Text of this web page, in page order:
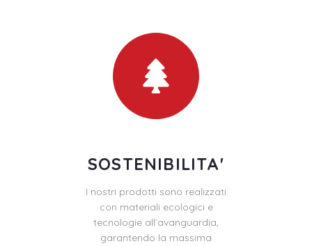
SOSTENIBILITA'
I nostri prodotti sono realizzati
con materiali ecologici e
tecnologie all’avanguardia,
garantendo la massima